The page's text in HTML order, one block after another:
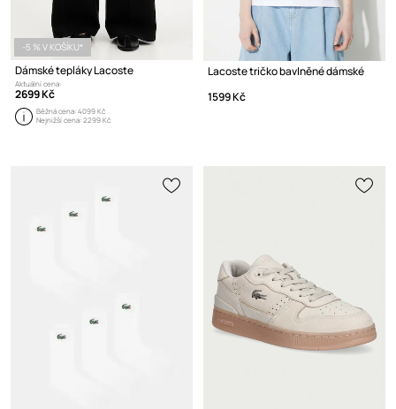
-5 % V KOŠÍKU*
Dámské tepláky Lacoste
Aktuální cena:
2699 Kč
Běžná cena:4099 Kč
Nejnižší cena:2299 Kč
Lacoste tričko bavlněné dámské
1599 Kč